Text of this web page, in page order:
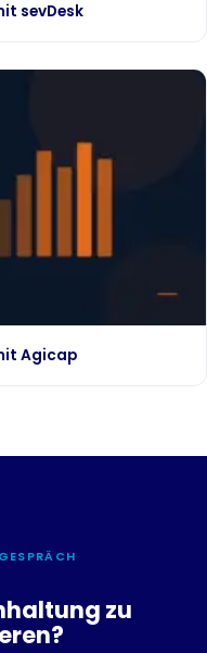
sevDesk
Agicap
zu